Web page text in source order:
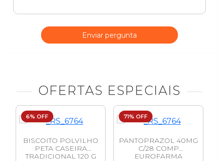
Enviar pergunta
OFERTAS ESPECIAIS
6% OFF
BISCOITO POLVILHO
PETA CASEIRA
TRADICIONAL 120 G
71% OFF
PANTOPRAZOL 40MG
C/28 COMP
EUROFARMA